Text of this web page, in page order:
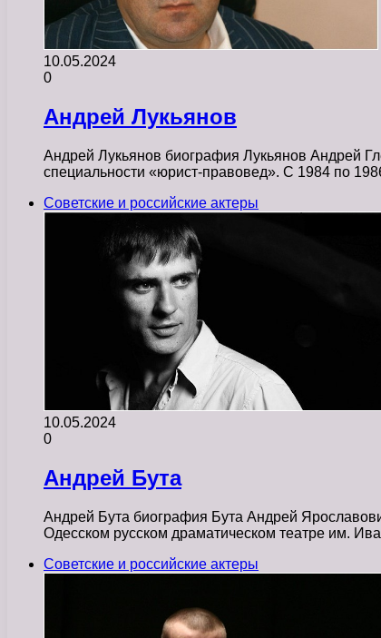
10.05.2024
0
Андрей Лукьянов
Андрей Лукьянов биография Лукьянов Андрей
специальности «юрист-правовед». С 1984 по
Советские и российские актеры
10.05.2024
0
Андрей Бута
Андрей Бута биография Бута Андрей
Одесском русском драматическом театре им.
Советские и российские актеры